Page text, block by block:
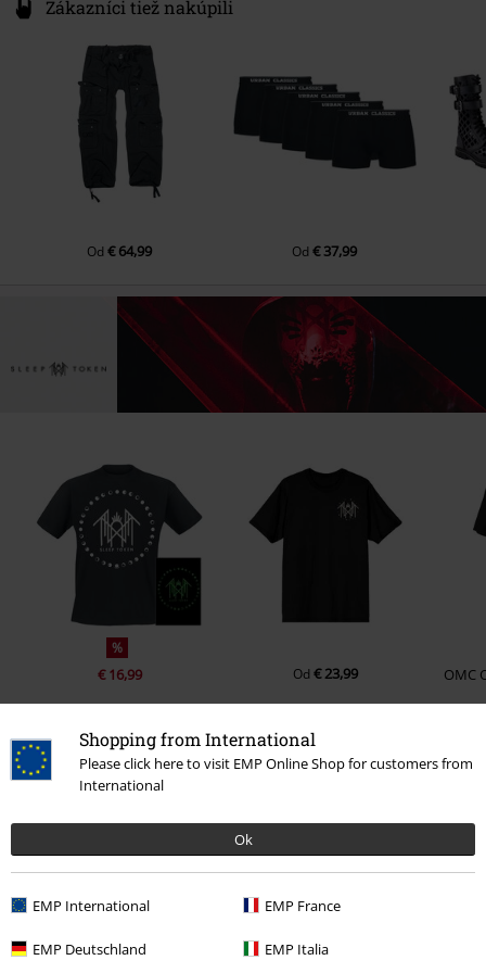
Shopping from International
Please click here to visit EMP Online Shop for customers from
International
Ok
EMP International EMP France
EMP Deutschland EMP Italia
Zákazníci tiež nakúpili
Od € 64,99 Od€ 37,99
%
€ 16,99 Od€ 23,99 OMC
0 Hodnotení
Podeľte sa o váš názor "Vessel Photo".
Napísať hodnotenie